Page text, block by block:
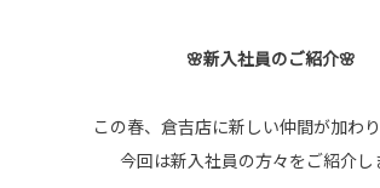
🌸新入社員のご紹介🌸
この春、倉吉店に新しい仲間が加わ
今回は新入社員の方々をご紹介し